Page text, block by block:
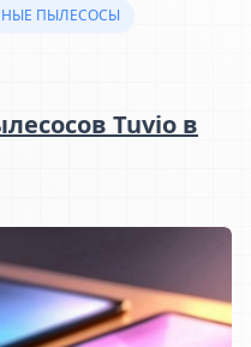
ПЫЛЕСОСЫ
Tuvio в